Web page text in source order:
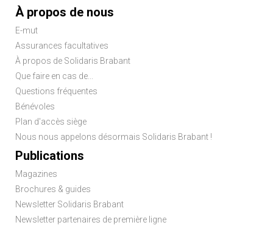
Menu
Pied
de
page
À propos de nous
E-mut
Assurances facultatives
À propos de Solidaris Brabant
Que faire en cas de...
Questions fréquentes
Bénévoles
Plan d'accès siège
Nous nous appelons désormais Solidaris Brabant !
Publications
Magazines
Brochures & guides
Newsletter Solidaris Brabant
Newsletter partenaires de première ligne